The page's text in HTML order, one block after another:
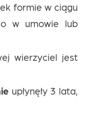
formie w ciągu
w umowie lub
wierzyciel jest
upłynęły 3 lata,